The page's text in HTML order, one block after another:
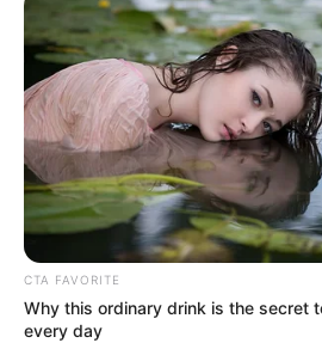
CTA FAVORITE
Why this ordinary drink is the secret
every day